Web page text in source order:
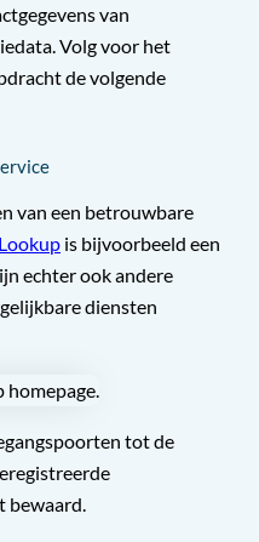
van
Volg voor het
de volgende
van een betrouwbare
is bijvoorbeeld een
echter ook andere
diensten
tot de
bewaard.